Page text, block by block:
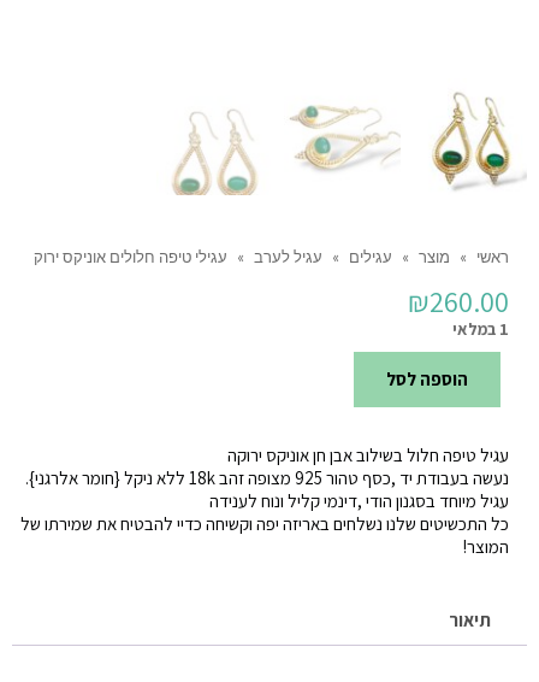
ראשי » מוצר » עגילים » עגיל לערב » עגילי טיפה חלולים אוניקס ירוק
₪260.00
1 במלאי
עגילי
טיפה
חלולים
הוספה לסל
עגיל טיפה חלול בשילוב אבן חן אוניקס ירוקה
נעשה בעבודת יד ,כסף טהור 925 מצופה זהב 18k ללא ניקל {חומר אלרגני}.
עגיל מיוחד בסגנון הודי ,דינמי קליל ונוח לענידה
כל התכשיטים שלנו נשלחים באריזה יפה וקשיחה כדיי להבטיח את שמירתו של
המוצר!
תיאור